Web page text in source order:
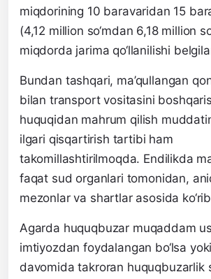
miqdorining 10 baravaridan 15
(4,12 million so‘mdan 6,18 million
miqdorda jarima qo‘llanilishi
Bundan tashqari, ma’qullangan
bilan transport vositasini
huquqidan mahrum qilish
ilgari qisqartirish tartibi ham
takomillashtirilmoqda. Endilikda
faqat sud organlari tomonidan,
mezonlar va shartlar asosida
Agarda huquqbuzar muqaddam
imtiyozdan foydalangan bo‘lsa
davomida takroran huquqbuzarlik